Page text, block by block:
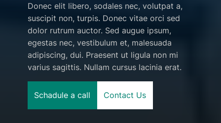
Donec elit libero, sodales nec, volutpat a,
suscipit non, turpis. Donec vitae orci sed
dolor rutrum auctor. Sed augue ipsum,
egestas nec, vestibulum et, malesuada
adipiscing, dui. Praesent ut ligula non mi
varius sagittis. Nullam cursus lacinia erat.
Schadule a call Contact Us